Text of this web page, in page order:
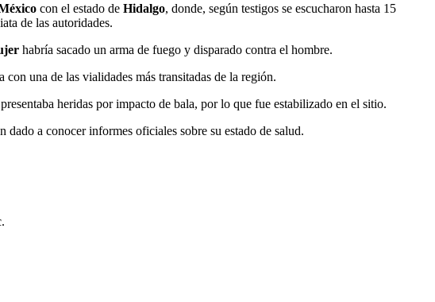
con el estado de Hidalgo, donde, según testigos se escucharon hasta 15
de las autoridades.
habría sacado un arma de fuego y disparado contra el hombre.
una de las vialidades más transitadas de la región.
heridas por impacto de bala, por lo que fue estabilizado en el sitio.
a conocer informes oficiales sobre su estado de salud.